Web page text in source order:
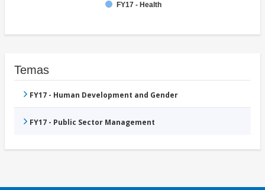
FY17 - Health
Temas
FY17 - Human Development and Gender
FY17 - Public Sector Management